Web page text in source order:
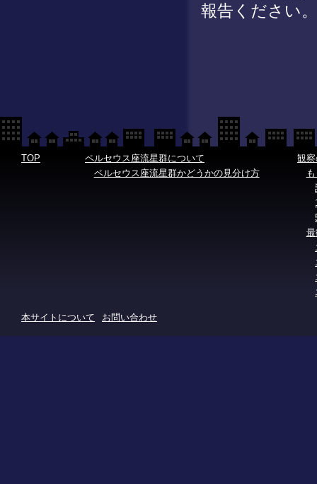
報告ください。
TOP
ペルセウス座流星群について
ペルセウス座流星群かどうかの見分け方
観
本サイトについて お問い合わせ